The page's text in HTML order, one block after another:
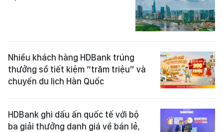
Nhiều khách hàng HDBank trúng
thưởng sổ tiết kiệm “trăm triệu” và
chuyến du lịch Hàn Quốc
HDBank ghi dấu ấn quốc tế với bộ
ba giải thưởng danh giá về bán lẻ,